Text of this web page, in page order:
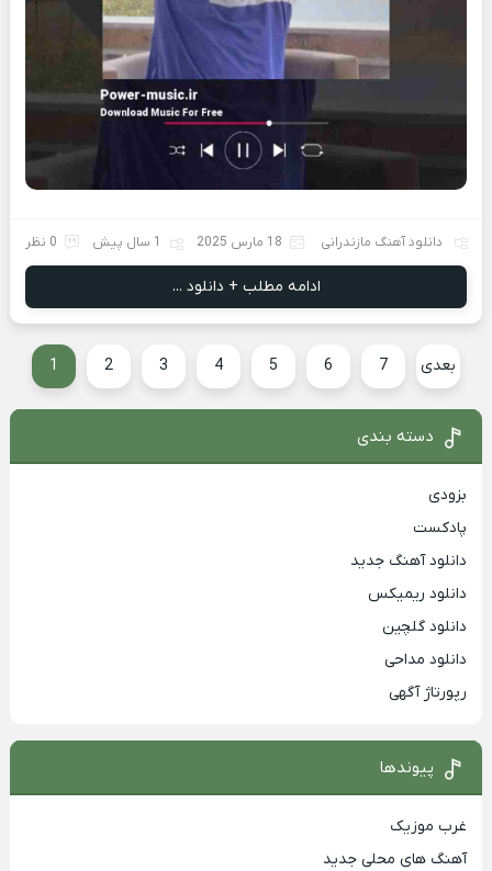
دانلود آهنگ مازندرانی 18 مارس 2025 1 سال پیش 0 نظر
ادامه مطلب + دانلود ...
1 2 3 4 5 6 7 بعدی
دسته بندی
بزودی
پادکست
دانلود آهنگ جدید
دانلود ریمیکس
دانلود گلچین
دانلود مداحی
رپورتاژ آگهی
پیوندها
غرب موزیک
آهنگ های محلی جدید